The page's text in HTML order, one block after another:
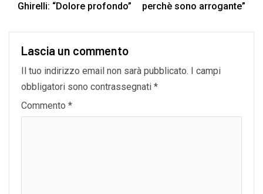
Ghirelli: “Dolore profondo”
perchè sono arrogante”
Lascia un commento
Il tuo indirizzo email non sarà pubblicato. I campi
obbligatori sono contrassegnati *
Commento *